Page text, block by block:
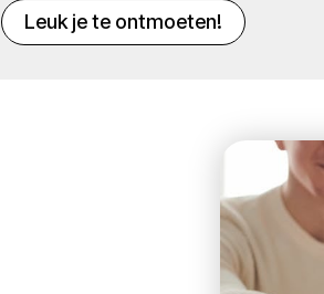
Leuk je te ontmoeten!